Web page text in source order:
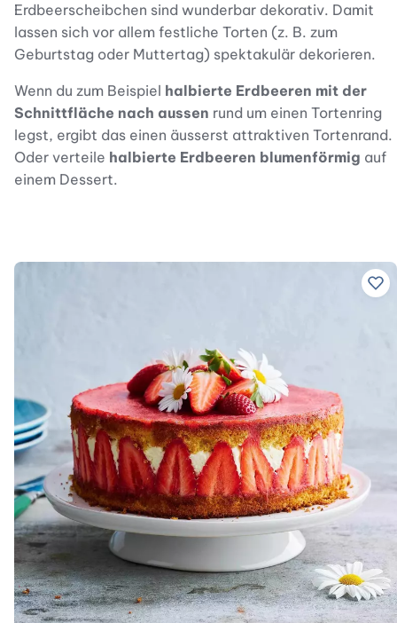
Erdbeerscheibchen sind wunderbar dekorativ. Damit
lassen sich vor allem festliche Torten (z. B. zum
Geburtstag oder Muttertag) spektakulär dekorieren.
Wenn du zum Beispiel halbierte Erdbeeren mit der
Schnittfläche nach aussen rund um einen Tortenring
legst, ergibt das einen äusserst attraktiven Tortenrand.
Oder verteile halbierte Erdbeeren blumenförmig auf
einem Dessert.
Zu